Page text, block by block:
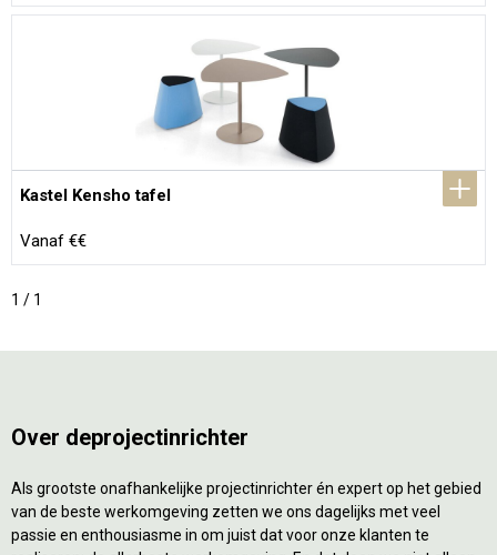
Kastel Kensho tafel
Vanaf €€
1 / 1
Over deprojectinrichter
Als grootste onafhankelijke projectinrichter én expert op het gebied
van de beste werkomgeving zetten we ons dagelijks met veel
passie en enthousiasme in om juist dat voor onze klanten te